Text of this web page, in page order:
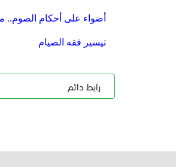
أضواء على أحكام الصوم..
تيسير فقه الصيام
رابط دائم